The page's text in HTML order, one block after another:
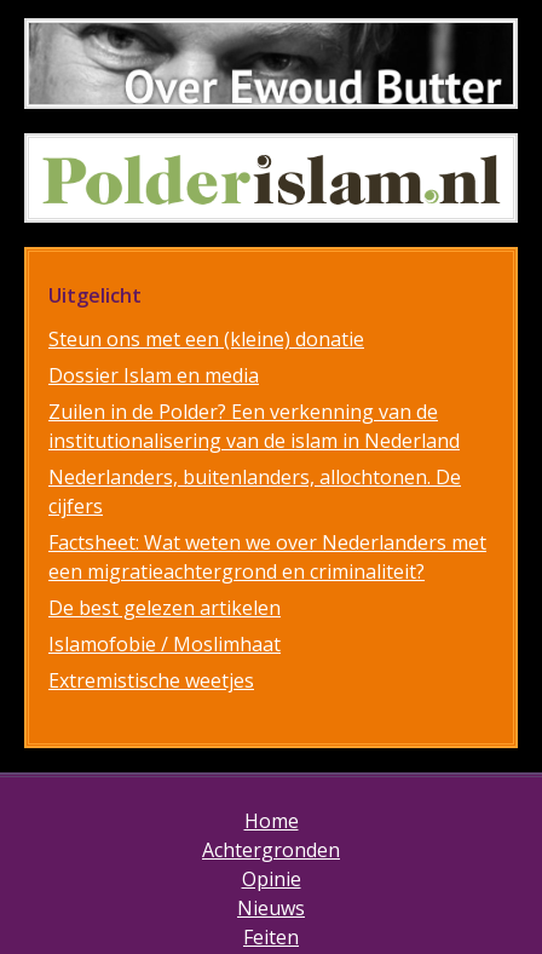
Uitgelicht
Steun ons met een (kleine) donatie
Dossier Islam en media
Zuilen in de Polder? Een verkenning van de
institutionalisering van de islam in Nederland
Nederlanders, buitenlanders, allochtonen. De
cijfers
Factsheet: Wat weten we over Nederlanders met
een migratieachtergrond en criminaliteit?
De best gelezen artikelen
Islamofobie / Moslimhaat
Extremistische weetjes
Home
Achtergronden
Opinie
Nieuws
Feiten